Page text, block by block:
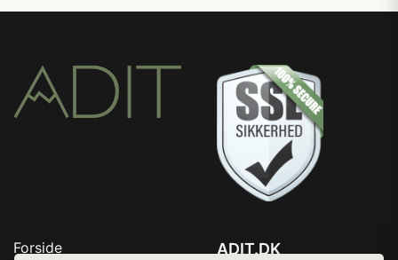
Forside
ADIT.DK